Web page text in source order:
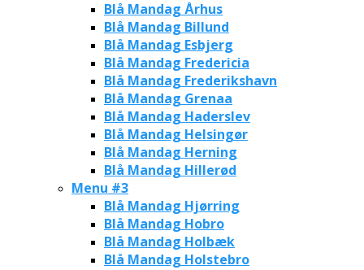
Blå Mandag Århus
Blå Mandag Billund
Blå Mandag Esbjerg
Blå Mandag Fredericia
Blå Mandag Frederikshavn
Blå Mandag Grenaa
Blå Mandag Haderslev
Blå Mandag Helsingør
Blå Mandag Herning
Blå Mandag Hillerød
Menu #3
Blå Mandag Hjørring
Blå Mandag Hobro
Blå Mandag Holbæk
Blå Mandag Holstebro